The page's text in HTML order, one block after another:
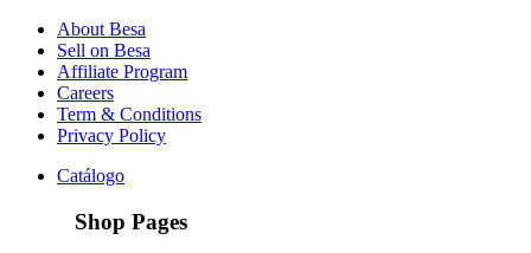
About Besa
Sell on Besa
Affiliate Program
Careers
Term & Conditions
Privacy Policy
Catálogo
Shop Pages